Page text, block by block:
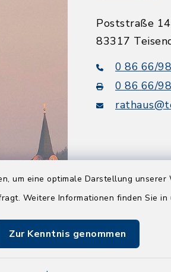
um eine optimale Darstellung
Weitere Informationen finden Sie in
Zur Kenntnis genommen
Poststraße 14
83317
0 86 66/
0 86 66/
BayernPortal